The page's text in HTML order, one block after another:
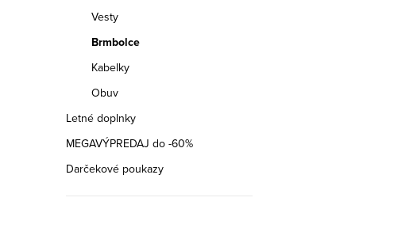
Vesty
Brmbolce
Kabelky
Obuv
Letné doplnky
MEGAVÝPREDAJ do -60%
Darčekové poukazy